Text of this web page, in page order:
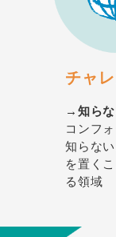
チャ
→知らな
コンフ
知らな
を置く
る領域